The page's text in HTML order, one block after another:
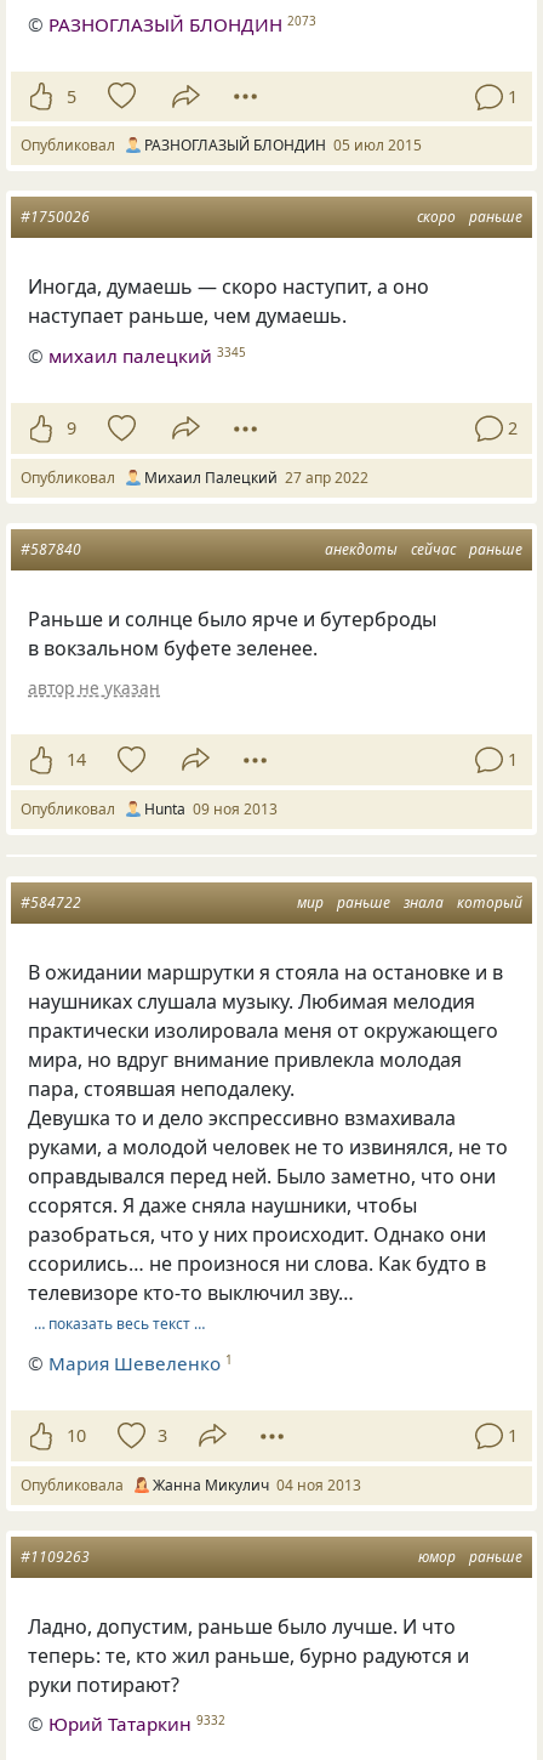
© РАЗНОГЛАЗЫЙ БЛОНДИН 2073
5 1
Опубликовал РАЗНОГЛАЗЫЙ БЛОНДИН 05 июл 2015
скоро раньше
#1750026
Иногда, думаешь — скоро наступит, а оно
наступает раньше, чем думаешь.
© михаил палецкий 3345
9 2
Опубликовал Михаил Палецкий 27 апр 2022
анекдоты сейчас раньше
#587840
Раньше и солнце было ярче и бутерброды
в вокзальном буфете зеленее.
автор не указан
14 1
Опубликовал Hunta 09 ноя 2013
мир раньше знала который
#584722
В ожидании маршрутки я стояла на остановке и в
наушниках слушала музыку. Любимая мелодия
практически изолировала меня от окружающего
мира, но вдруг внимание привлекла молодая
пара, стоявшая неподалеку.
Девушка то и дело экспрессивно взмахивала
руками, а молодой человек не то извинялся, не то
оправдывался перед ней. Было заметно, что они
ссорятся. Я даже сняла наушники, чтобы
разобраться, что у них происходит. Однако они
ссорились… не произнося ни слова. Как будто в
телевизоре кто-то выключил зву…
… показать весь текст …
© Мария Шевеленко 1
10 3 1
Опубликовала Жанна Микулич 04 ноя 2013
юмор раньше
#1109263
Ладно, допустим, раньше было лучше. И что
теперь: те, кто жил раньше, бурно радуются и
руки потирают?
© Юрий Татаркин 9332